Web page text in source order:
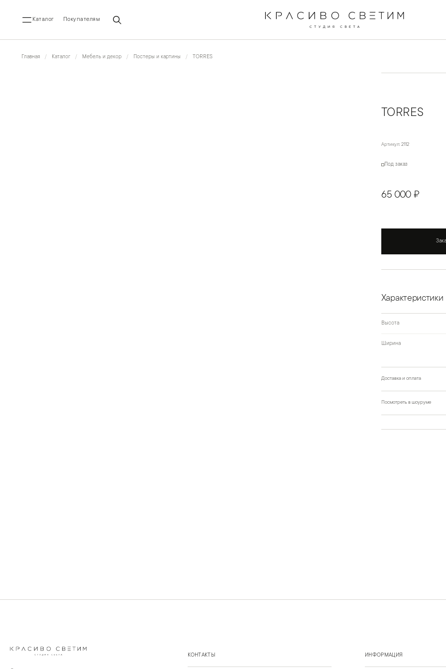
Каталог Покупателям
Главная Каталог Мебель и декор Постеры и картины TORRES
TORRES
Артикул: 2112
Под заказ
65 000 ₽
Характеристики
Высота
Ширина
Доставка и оплата
Посмотреть в шоуруме
КОНТАКТЫ ИНФОРМАЦИЯ